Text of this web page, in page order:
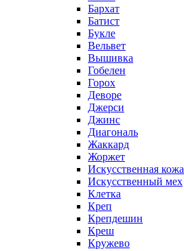
Бархат
Батист
Букле
Вельвет
Вышивка
Гобелен
Горох
Деворе
Джерси
Джинс
Диагональ
Жаккард
Жоржет
Искусственная кожа
Искусственный мех
Клетка
Креп
Крепдешин
Креш
Кружево